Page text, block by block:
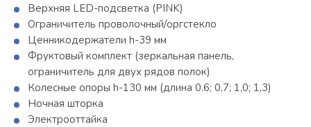
Верхняя LED-подсветка (PINK)
Ограничитель проволочный/оргстекло
Ценникодержатели h-39 мм
Фруктовый комплект (зеркальная панель,
ограничитель для двух рядов полок)
Колесные опоры h-130 мм (длина 0.6; 0,7; 1,0; 1,3)
Ночная шторка
Электрооттайка